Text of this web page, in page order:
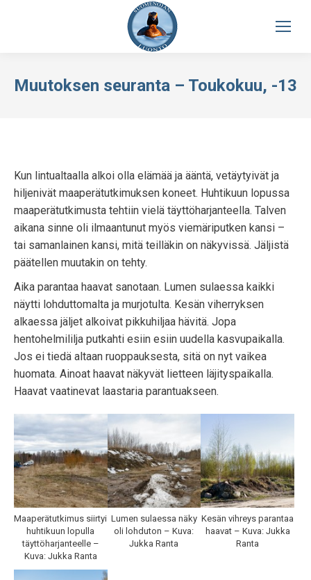
Muutoksen seuranta – Toukokuu, -13
Kun lintualtaalla alkoi olla elämää ja ääntä, vetäytyivät ja
hiljenivät maaperätutkimuksen koneet. Huhtikuun lopussa
maaperätutkimusta tehtiin vielä täyttöharjanteella. Talven
aikana sinne oli ilmaantunut myös viemäriputken kansi –
tai samanlainen kansi, mitä teilläkin on näkyvissä. Jäljistä
päätellen muutakin on tehty.
Aika parantaa haavat sanotaan. Lumen sulaessa kaikki
näytti lohduttomalta ja murjotulta. Kesän viherryksen
alkaessa jäljet alkoivat pikkuhiljaa hävitä. Jopa
hentohelmililja putkahti esiin esiin uudella kasvupaikalla.
Jos ei tiedä altaan ruoppauksesta, sitä on nyt vaikea
huomata. Ainoat haavat näkyvät lietteen läjityspaikalla.
Haavat vaatinevat laastaria parantuakseen.
Maaperätutkimus siirtyi
huhtikuun lopulla
täyttöharjanteelle –
Kuva: Jukka Ranta
Lumen sulaessa näky
oli lohduton – Kuva:
Jukka Ranta
Kesän vihreys parantaa
haavat – Kuva: Jukka
Ranta